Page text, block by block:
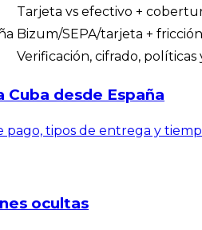
Tarjeta vs efectivo +
Bizum/SEPA/tarjeta +
Verificación, cifrado, políticas
Cuba desde España
pago, tipos de entrega y
ocultas